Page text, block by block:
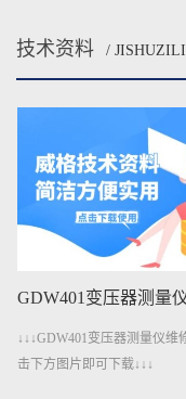
技术资料 /
↓↓↓GDW401变压器测量仪维
击下方图片即可下载↓↓↓